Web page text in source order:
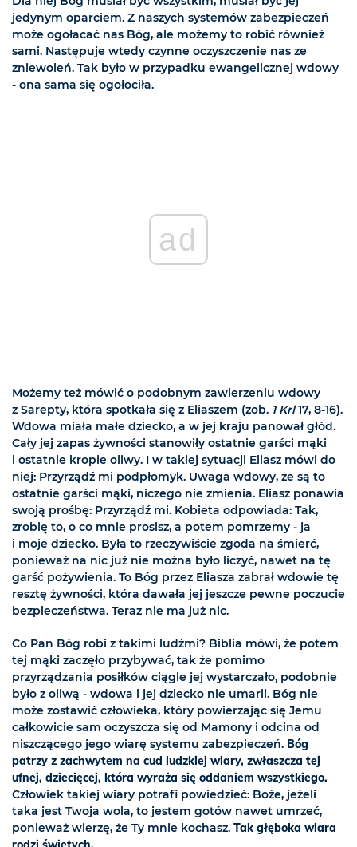
jedynym oparciem. Z naszych systemów zabezpieczeń
może ogołacać nas Bóg, ale możemy to robić również
sami. Następuje wtedy czynne oczyszczenie nas ze
zniewoleń. Tak było w przypadku ewangelicznej wdowy
- ona sama się ogołociła.
ad
Możemy też mówić o podobnym zawierzeniu wdowy
z Sarepty, która spotkała się z Eliaszem (zob. 1 Krl17, 8-16).
Wdowa miała małe dziecko, a w jej kraju panował głód.
Cały jej zapas żywności stanowiły ostatnie garści mąki
i ostatnie krople oliwy. I w takiej sytuacji Eliasz mówi do
niej: Przyrządź mi podpłomyk. Uwaga wdowy, że są to
ostatnie garści mąki, niczego nie zmienia. Eliasz ponawia
swoją prośbę: Przyrządź mi. Kobieta odpowiada: Tak,
zrobię to, o co mnie prosisz, a potem pomrzemy - ja
i moje dziecko. Była to rzeczywiście zgoda na śmierć,
ponieważ na nic już nie można było liczyć, nawet na tę
garść pożywienia. To Bóg przez Eliasza zabrał wdowie tę
resztę żywności, która dawała jej jeszcze pewne poczucie
bezpieczeństwa. Teraz nie ma już nic.
Co Pan Bóg robi z takimi ludźmi? Biblia mówi, że potem
tej mąki zaczęło przybywać, tak że pomimo
przyrządzania posiłków ciągle jej wystarczało, podobnie
było z oliwą - wdowa i jej dziecko nie umarli. Bóg nie
może zostawić człowieka, który powierzając się Jemu
całkowicie sam oczyszcza się od Mamony i odcina od
niszczącego jego wiarę systemu zabezpieczeń. Bóg
patrzy z zachwytem na cud ludzkiej wiary, zwłaszcza tej
ufnej, dziecięcej, która wyraża się oddaniem wszystkiego.
Człowiek takiej wiary potrafi powiedzieć: Boże, jeżeli
taka jest Twoja wola, to jestem gotów nawet umrzeć,
ponieważ wierzę, że Ty mnie kochasz. Tak głęboka wiara